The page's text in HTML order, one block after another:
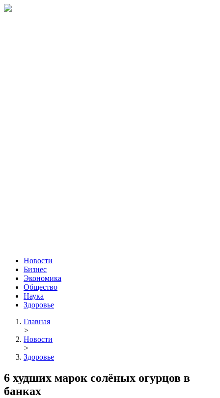
Новости
Бизнес
Экономика
Общество
Наука
Здоровье
Главная
>
Новости
>
Здоровье
6 худших марок солёных огурцов в
банках